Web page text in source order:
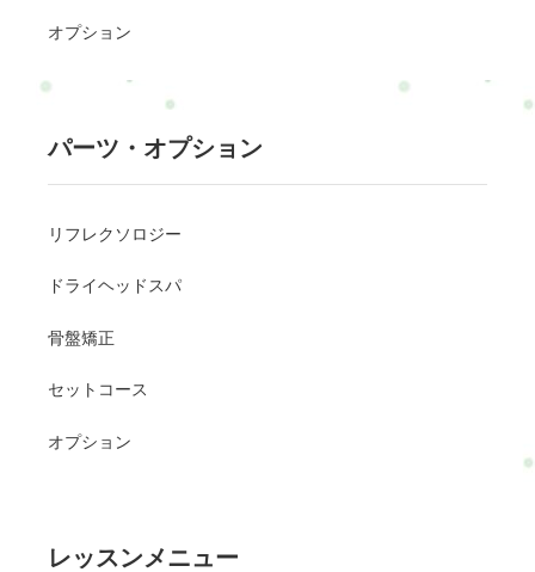
オプション
パーツ・オプション
リフレクソロジー
ドライヘッドスパ
骨盤矯正
セットコース
オプション
レッスンメニュー